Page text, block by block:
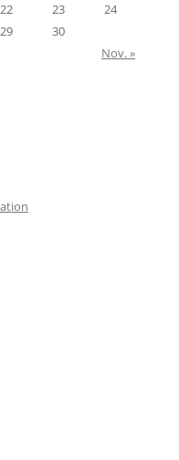
22 23
24
29
30
Nov. »